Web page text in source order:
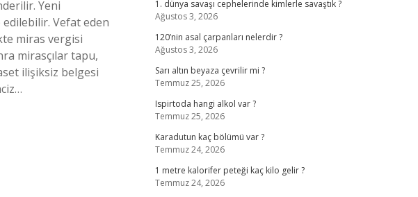
Yeni
Vefat eden
miras vergisi
mirasçılar tapu,
ilişiksiz belgesi
1. dünya savaşı cephelerinde kimlerle savaştık ?
Ağustos 3, 2026
120’nin asal çarpanları nelerdir ?
Ağustos 3, 2026
Sarı altın beyaza çevrilir mi ?
Temmuz 25, 2026
Ispirtoda hangi alkol var ?
Temmuz 25, 2026
Karadutun kaç bölümü var ?
Temmuz 24, 2026
1 metre kalorifer peteği kaç kilo gelir ?
Temmuz 24, 2026